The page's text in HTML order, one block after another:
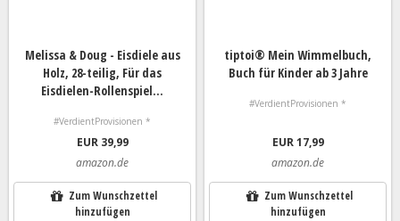
Melissa & Doug - Eisdiele aus
Holz, 28-teilig, Für das
Eisdielen-Rollenspiel...
#VerdientProvisionen *
EUR 39,99
amazon.de
Zum Wunschzettel
hinzufügen
tiptoi® Mein Wimmelbuch,
Buch für Kinder ab 3 Jahre
#VerdientProvisionen *
EUR 17,99
amazon.de
Zum Wunschzettel
hinzufügen